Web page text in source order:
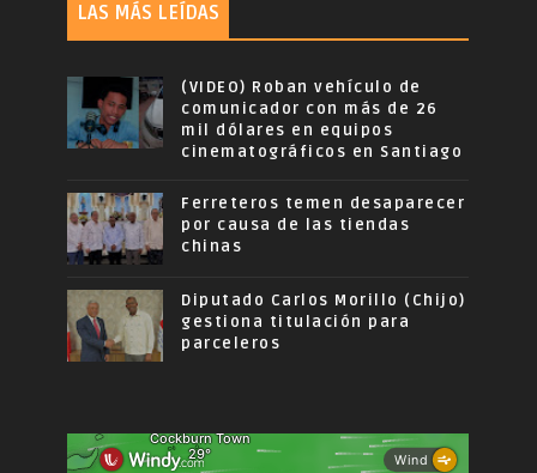
LAS MÁS LEÍDAS
(VIDEO) Roban vehículo de
comunicador con más de 26
mil dólares en equipos
cinematográficos en Santiago
Ferreteros temen desaparecer
por causa de las tiendas
chinas
Diputado Carlos Morillo (Chijo)
gestiona titulación para
parceleros